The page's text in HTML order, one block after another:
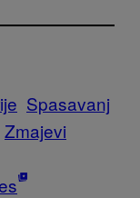
Spasavanj
Zmajevi